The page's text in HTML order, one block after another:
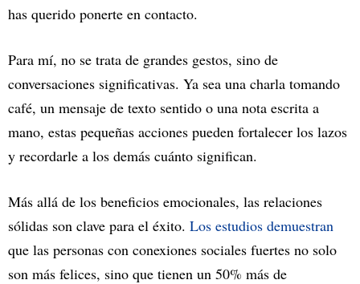
has querido ponerte en contacto.
Para mí, no se trata de grandes gestos, sino de
conversaciones significativas. Ya sea una charla tomando
café, un mensaje de texto sentido o una nota escrita a
mano, estas pequeñas acciones pueden fortalecer los lazos
y recordarle a los demás cuánto significan.
Más allá de los beneficios emocionales, las relaciones
sólidas son clave para el éxito. Los estudios demuestran
que las personas con conexiones sociales fuertes no solo
son más felices, sino que tienen un 50% más de